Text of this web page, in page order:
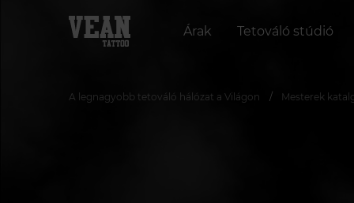
Árak Tetováló stúdió
A legnagyobb tetováló hálózat a Világon Mesterek